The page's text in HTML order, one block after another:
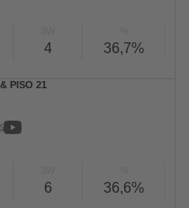
4 36,7%
PISO 21
6 36,6%